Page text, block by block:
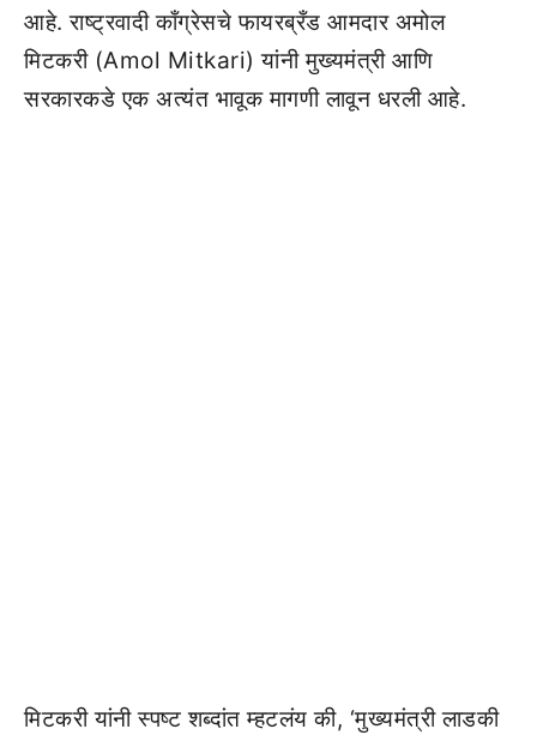
आहे. राष्ट्रवादी काँग्रेसचे फायरब्रँड आमदार अमोल
मिटकरी (Amol Mitkari) यांनी मुख्यमंत्री आणि
सरकारकडे एक अत्यंत भावूक मागणी लावून धरली आहे.
मिटकरी यांनी स्पष्ट शब्दांत म्हटलंय की, ‘मुख्यमंत्री लाडकी